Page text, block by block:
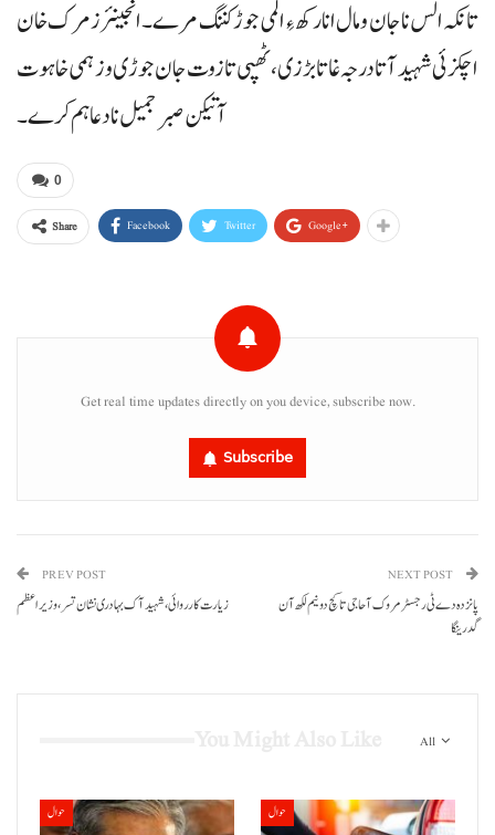
تانکہ الس نا جان و مال انا رکھ ءِ المی جوڑ کننگ مرے۔ انجینئر زمرک خان
اچکزئی شہید آتا درجہ غاتا بڑزی، ٹھپی تا زوت جان جوڑی و زہمی خاہوت
آتیکن صبر جمیل نا دعا ہم کرے۔
0
Share Facebook Twitter Google+
Get real time updates directly on you device, subscribe now.
Subscribe
PREV POST
زیارت کارروائی، شہید آک بہادری نشان تسر، وزیر اعظم
NEXT POST
پانزدہ دے ٹی رجسٹر مروک آ حاجی تا کچ دونیم لکھ آن
گدرینگا
All
حوال حوال